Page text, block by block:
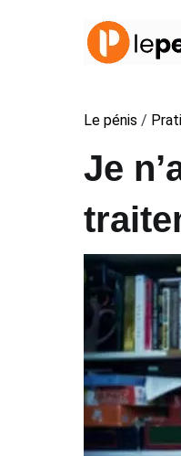
Le pénis /
Je